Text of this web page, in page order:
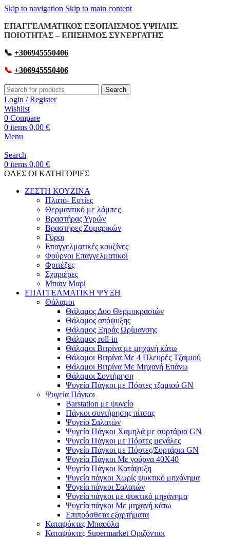
Skip to navigation Skip to main content
ΕΠΑΓΓΕΛΜΑΤΙΚΟΣ ΕΞΟΠΛΙΣΜΟΣ ΥΨΗΛΗΣ
ΠΟΙΟΤΗΤΑΣ – ΕΠΙΣΗΜΟΣ ΣΥΝΕΡΓΑΤΗΣ
📞 +306945550406
📞 +306945550406
Search
Login / Register
Wishlist
0 Compare
0 items 0,00 €
Menu
Search
0 items 0,00 €
OΛΕΣ ΟΙ ΚΑΤΗΓΟΡΙΕΣ
ΖΕΣΤΗ ΚΟΥΖΙΝΑ
Πλατό- Εστίες
Θερμαντικό με λάμπες
Βραστήρας Υγρών
Βραστήρες Ζυμαρικών
Γύροι
Επαγγελματικές κουζίνες
Φούρνοι Επαγγελματικοί
Φριτέζες
Σχαριέρες
Μπαιν Μαρί
ΕΠΑΓΓΕΛΜΑΤΙΚΗ ΨΥΞΗ
Θάλαμοι
Θάλαμος Δυο Θερμοκρασιών
Θάλαμος απόψυξης
Θάλαμος Ξηράς Ωρίμανσης
Θάλαμος roll-in
Θάλαμοι Βιτρίνα με μηχανή κάτω
Θάλαμοι Βιτρίνα Με 4 Πλευρές Τζαμιού
Θάλαμοι Βιτρίνα Με Μηχανή Επάνω
Θάλαμοι Συντήρηση
Ψυγεία Πάγκοι με Πόρτες τζαμιού GN
Ψυγεία Πάγκοι
Barstation με ψυγείο
Πάγκοι συντήρησης πίτσας
Ψυγείο Σαλατών
Ψυγεία Πάγκοι Χαμηλά με συρτάρια GN
Ψυγεία Πάγκοι με Πόρτες μεγάλες
Ψυγεία Πάγκοι με Πόρτες/Συρτάρια GN
Ψυγεία Πάγκοι Με γούρνα 40Χ40
Ψυγεία Πάγκοι Κατάψυξη
Ψυγεία πάγκοι Χωρίς ψυκτικό μηχάνημα
Ψυγεία πάγκοι Σαλατών
Ψυγεία πάγκοι με ψυκτικό μηχάνημα
Ψυγεία πάγκοι Με μηχανή κάτω
Επιπρόσθετα εξαρτήματα
Καταψύκτες Μπαούλα
Καταψύκτες Supermarket Οριζόντιοι